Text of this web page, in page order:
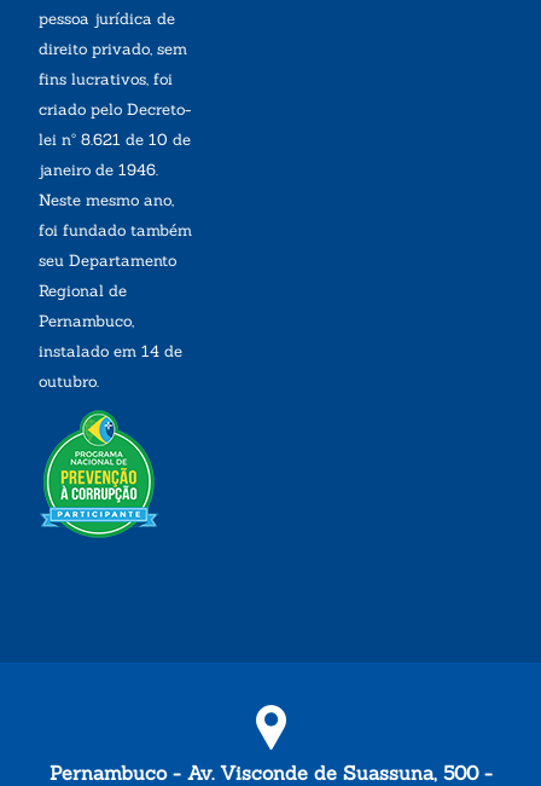
pessoa jurídica de
direito privado, sem
fins lucrativos, foi
criado pelo Decreto-
lei nº 8.621 de 10 de
janeiro de 1946.
Neste mesmo ano,
foi fundado também
seu Departamento
Regional de
Pernambuco,
instalado em 14 de
outubro.
Pernambuco - Av. Visconde de Suassuna, 500 -